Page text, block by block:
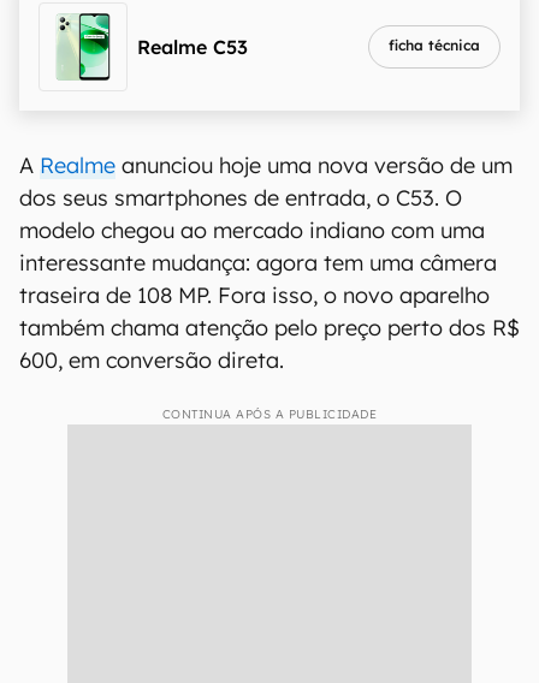
Realme C53 ficha técnica
A Realme anunciou hoje uma nova versão de um
dos seus smartphones de entrada, o C53. O
modelo chegou ao mercado indiano com uma
interessante mudança: agora tem uma câmera
traseira de 108 MP. Fora isso, o novo aparelho
também chama atenção pelo preço perto dos R$
600, em conversão direta.
CONTINUA APÓS A PUBLICIDADE